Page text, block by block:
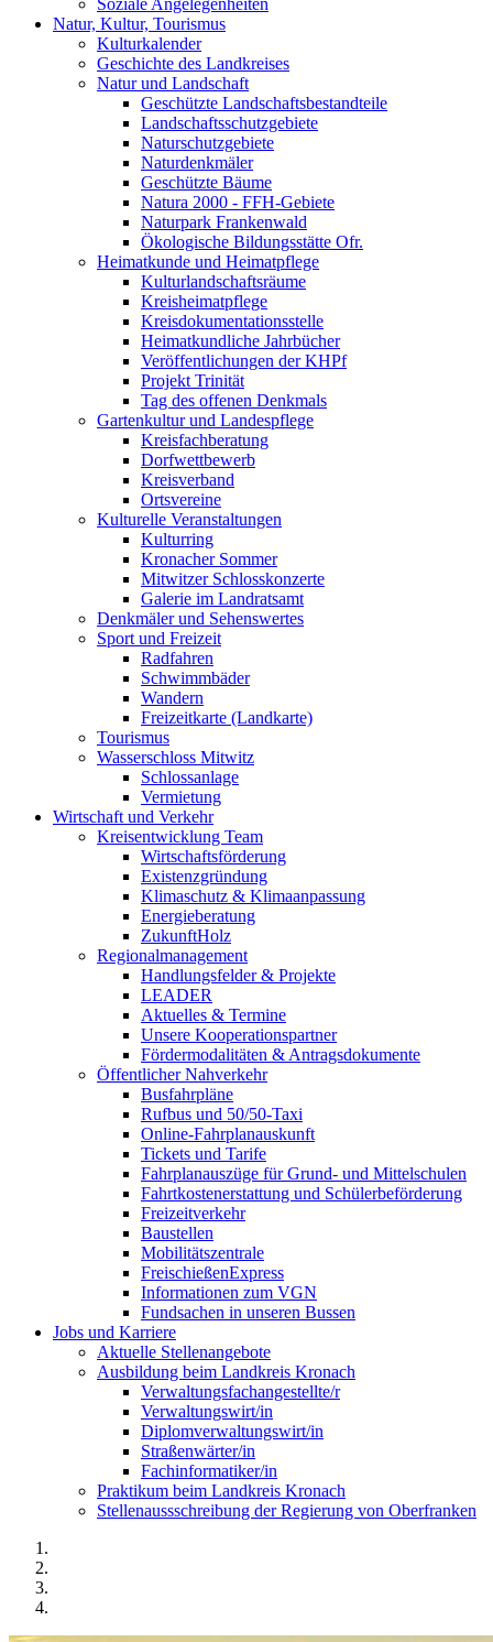
Soziale Angelegenheiten
Natur, Kultur, Tourismus
Kulturkalender
Geschichte des Landkreises
Natur und Landschaft
Geschützte Landschaftsbestandteile
Landschaftsschutzgebiete
Naturschutzgebiete
Naturdenkmäler
Geschützte Bäume
Natura 2000 - FFH-Gebiete
Naturpark Frankenwald
Ökologische Bildungsstätte Ofr.
Heimatkunde und Heimatpflege
Kulturlandschaftsräume
Kreisheimatpflege
Kreisdokumentationsstelle
Heimatkundliche Jahrbücher
Veröffentlichungen der KHPf
Projekt Trinität
Tag des offenen Denkmals
Gartenkultur und Landespflege
Kreisfachberatung
Dorfwettbewerb
Kreisverband
Ortsvereine
Kulturelle Veranstaltungen
Kulturring
Kronacher Sommer
Mitwitzer Schlosskonzerte
Galerie im Landratsamt
Denkmäler und Sehenswertes
Sport und Freizeit
Radfahren
Schwimmbäder
Wandern
Freizeitkarte (Landkarte)
Tourismus
Wasserschloss Mitwitz
Schlossanlage
Vermietung
Wirtschaft und Verkehr
Kreisentwicklung Team
Wirtschaftsförderung
Existenzgründung
Klimaschutz & Klimaanpassung
Energieberatung
ZukunftHolz
Regionalmanagement
Handlungsfelder & Projekte
LEADER
Aktuelles & Termine
Unsere Kooperationspartner
Fördermodalitäten & Antragsdokumente
Öffentlicher Nahverkehr
Busfahrpläne
Rufbus und 50/50-Taxi
Online-Fahrplanauskunft
Tickets und Tarife
Fahrplanauszüge für Grund- und Mittelschulen
Fahrtkostenerstattung und Schülerbeförderung
Freizeitverkehr
Baustellen
Mobilitätszentrale
FreischießenExpress
Informationen zum VGN
Fundsachen in unseren Bussen
Jobs und Karriere
Aktuelle Stellenangebote
Ausbildung beim Landkreis Kronach
Verwaltungsfachangestellte/r
Verwaltungswirt/in
Diplomverwaltungswirt/in
Straßenwärter/in
Fachinformatiker/in
Praktikum beim Landkreis Kronach
Stellenaussschreibung der Regierung von Oberfranken